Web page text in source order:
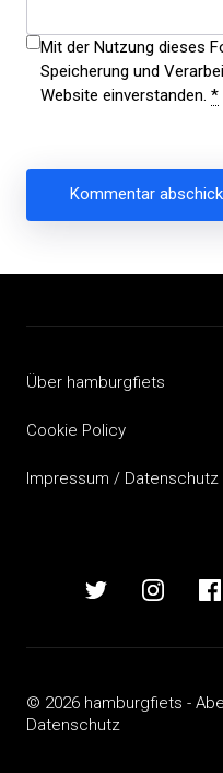
Mit der Nutzung dieses
Speicherung und
Website einverstanden. *
Über hamburgfiets
Cookie Policy
Impressum / Datenschutz
hamburgfietshamburgfiets
auf
auf
auf
© 2026 hamburgfiets -
Datenschutz